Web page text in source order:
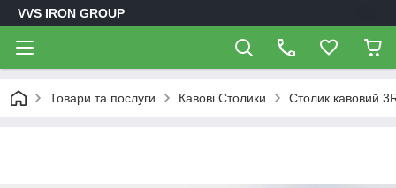
VVS IRON GROUP
Товари та послуги Кавові Столики Столик кавовий